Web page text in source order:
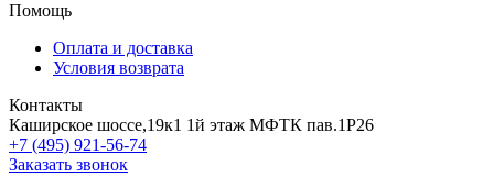
Помощь
Оплата и доставка
Условия возврата
Контакты
Каширское шоссе,19к1 1й этаж МФТК пав.1Р26
+7 (495) 921-56-74
Заказать звонок